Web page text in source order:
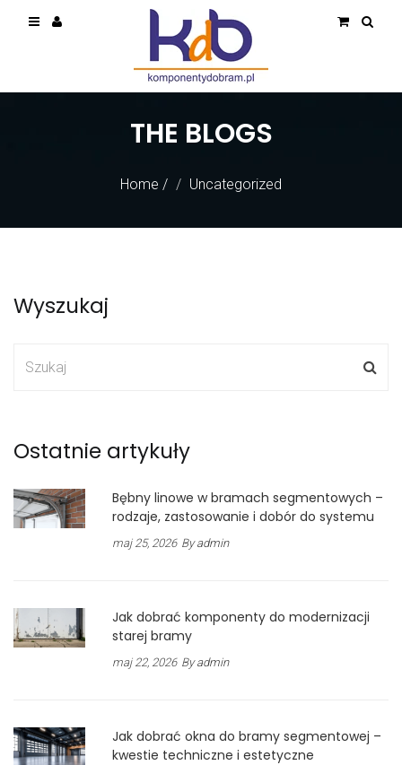
Home / Uncategorized
THE BLOGS
Wyszukaj
Ostatnie artykuły
Bębny linowe w bramach segmentowych –
rodzaje, zastosowanie i dobór do systemu
maj 25, 2026 Byadmin
Jak dobrać komponenty do modernizacji
starej bramy
maj 22, 2026 Byadmin
Jak dobrać okna do bramy segmentowej –
kwestie techniczne i estetyczne